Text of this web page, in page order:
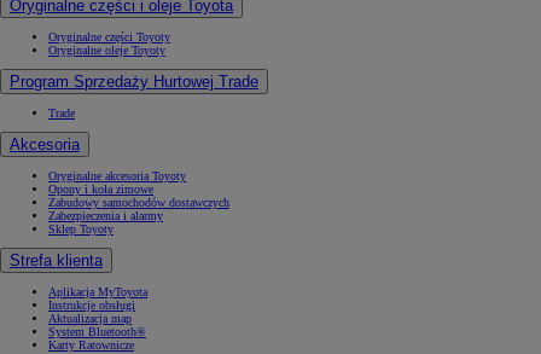
Oryginalne części i oleje Toyota
Oryginalne części Toyoty
Oryginalne oleje Toyoty
Program Sprzedaży Hurtowej Trade
Trade
Akcesoria
Oryginalne akcesoria Toyoty
Opony i koła zimowe
Zabudowy samochodów dostawczych
Zabezpieczenia i alarmy
Sklep Toyoty
Strefa klienta
Aplikacja MyToyota
Instrukcje obsługi
Aktualizacja map
System Bluetooth®
Karty Ratownicze